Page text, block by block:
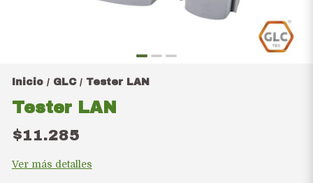
Inicio / GLC / Tester LAN
Tester LAN
$11.285
Ver más detalles